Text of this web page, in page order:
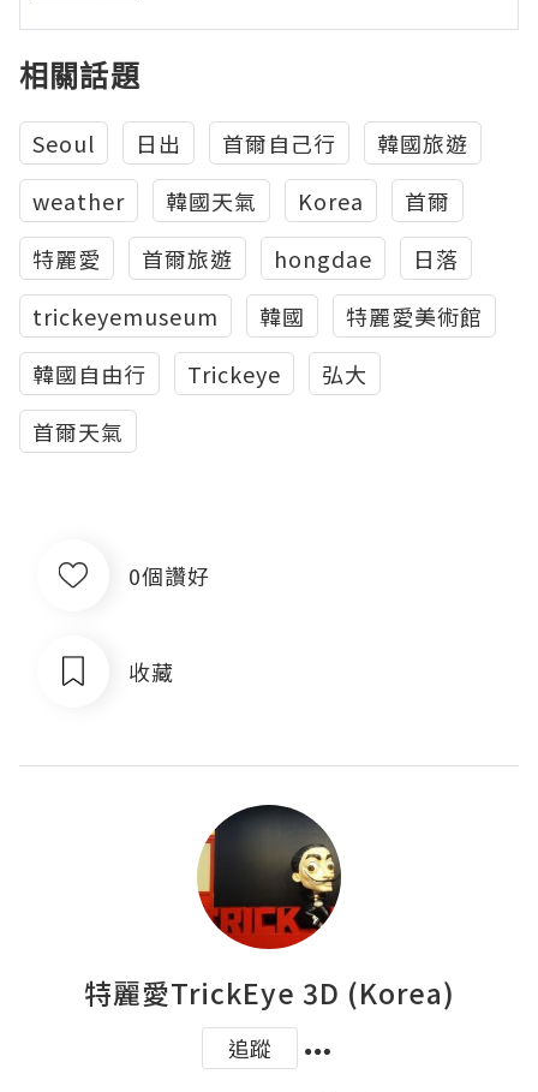
相關話題
Seoul 日出 首爾自己行
韓國旅遊
weather
韓國天氣 Korea
首爾
特麗愛
首爾旅遊 hongdae
日落
trickeyemuseum
韓國
特麗愛美術館
韓國自由行
Trickeye
弘大
首爾天氣
0個讚好
收藏
特麗愛TrickEye 3D (Korea)
追蹤